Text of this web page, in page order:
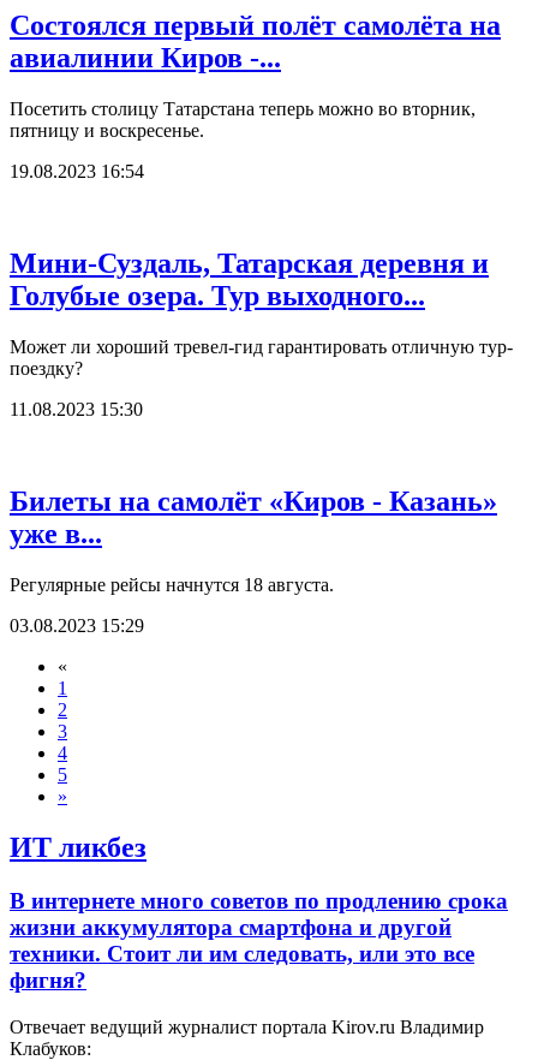
Состоялся первый полёт самолёта на
авиалинии Киров -...
Посетить столицу Татарстана теперь можно во вторник,
пятницу и воскресенье.
19.08.2023 16:54
Мини-Суздаль, Татарская деревня и
Голубые озера. Тур выходного...
Может ли хороший тревел-гид гарантировать отличную тур-
поездку?
11.08.2023 15:30
Билеты на самолёт «Киров - Казань»
уже в...
Регулярные рейсы начнутся 18 августа.
03.08.2023 15:29
«
1
2
3
4
5
»
ИТ ликбез
В интернете много советов по продлению срока
жизни аккумулятора смартфона и другой
техники. Стоит ли им следовать, или это все
фигня?
Отвечает ведущий журналист портала Kirov.ru Владимир
Клабуков: